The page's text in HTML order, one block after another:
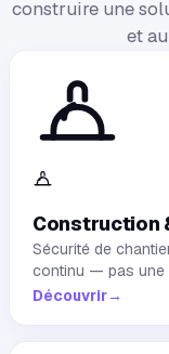
construire une
et
Construction
Sécurité de
continu — pas une
Découvrir→